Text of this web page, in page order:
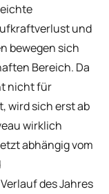
und
bewegen sich
Bereich. Da
nicht für
wird sich erst ab
wirklich
abhängig vom
des Jahres